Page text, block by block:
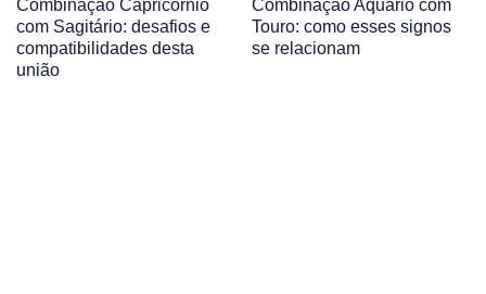
Combinação Capricórnio
com Sagitário: desafios e
compatibilidades desta
união
Combinação Aquário com
Touro: como esses signos
se relacionam